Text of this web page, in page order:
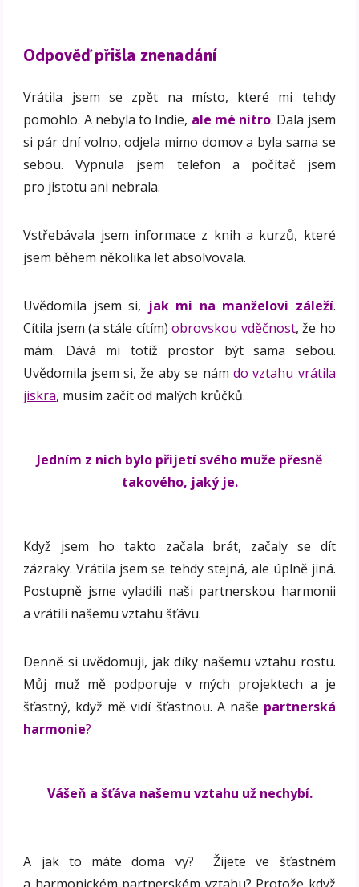
Odpověď přišla znenadání
Vrátila jsem se zpět na místo, které mi tehdy
pomohlo. A nebyla to Indie, ale mé nitro. Dala jsem
si pár dní volno, odjela mimo domov a byla sama se
sebou. Vypnula jsem telefon a počítač jsem
pro jistotu ani nebrala.
Vstřebávala jsem informace z knih a kurzů, které
jsem během několika let absolvovala.
Uvědomila jsem si, jak mi na manželovi záleží.
Cítila jsem (a stále cítím)obrovskou vděčnost, že ho
mám. Dává mi totiž prostor být sama sebou.
Uvědomila jsem si, že aby se nám do vztahu vrátila
jiskra, musím začít od malých krůčků.
Jedním z nich bylo přijetí svého muže přesně
takového, jaký je.
Když jsem ho takto začala brát, začaly se dít
zázraky. Vrátila jsem se tehdy stejná, ale úplně jiná.
Postupně jsme vyladili naši partnerskou harmonii
a vrátili našemu vztahu šťávu.
Denně si uvědomuji, jak díky našemu vztahu rostu.
Můj muž mě podporuje v mých projektech a je
šťastný, když mě vidí šťastnou. A naše partnerská
harmonie?
Vášeň a šťáva našemu vztahu už nechybí.
A jak to máte doma vy? Žijete ve šťastném